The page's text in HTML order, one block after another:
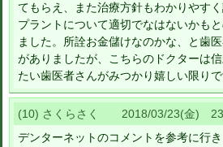
てもらえ、また治療方針もわかりやす
プラントについて適切でなはないかも
ました。所詮お金儲けなのかな、と歯
がありましたが、こちらのドクターは
たい歯医者さんがみつかり嬉しい限りで
(10) さくらさく 2018/03/23(金)
デンターネットのコメントを参考に行き